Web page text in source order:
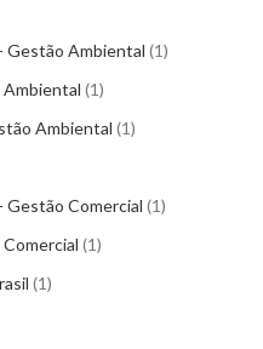
Gestão Ambiental 1
1
Ambiental 1
Comercial 1
1
1